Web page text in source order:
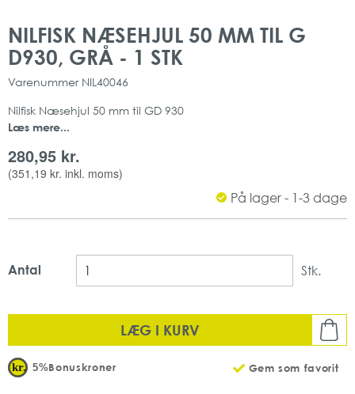
NILFISK NÆSEHJUL 50 MM TIL G
D930, GRÅ - 1 STK
Varenummer NIL40046
Nilfisk Næsehjul 50 mm til GD 930
Læs mere...
280,95 kr.
(351,19 kr. inkl. moms)
På lager - 1-3 dage
Antal Stk.
LÆG I KURV
Gem som favorit
5%Bonuskroner
slutningen
af
billedgalleriet
starten
af
billedgalleriet